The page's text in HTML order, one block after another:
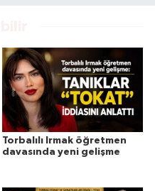
Torbalılı Irmak öğretmen
davasında yeni gelişme